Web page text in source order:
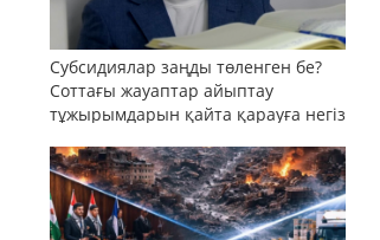
Субсидиялар заңды төленген бе?
Соттағы жауаптар айыптау
тұжырымдарын қайта қарауға негіз